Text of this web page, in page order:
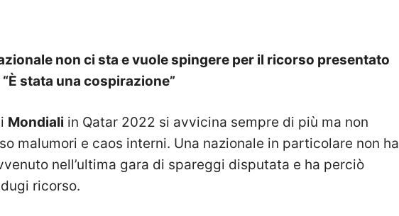
non ci sta e vuole spingere per il ricorso presentato
stata una cospirazione”
Mondiali in Qatar 2022 si avvicina sempre di più ma non
malumori e caos interni. Una nazionale in particolare non ha
nell’ultima gara di spareggi disputata e ha perciò
ricorso.